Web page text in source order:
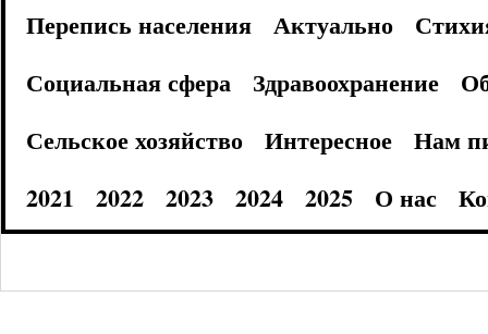
Перепись населения
Актуально
Социальная сфера
Здравоохранение
Сельское хозяйство
Интересное
Нам
2021
2022 2023 2024 2025 О нас